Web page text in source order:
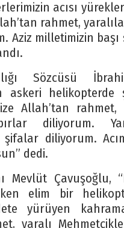
acısı
rahmet,
Aziz milletimizin başı
Sözcüsü
askeri helikopterde
Allah’tan rahmet,
diliyorum.
diliyorum.
dedi.
Mevlüt Çavuşoğlu,
elim bir
yürüyen
yaralı